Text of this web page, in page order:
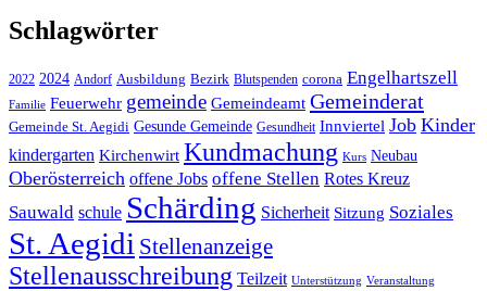
Schlagwörter
2022 2024 Andorf Ausbildung Bezirk Blutspenden corona Engelhartszell
Familie Feuerwehr gemeinde Gemeindeamt Gemeinderat
Gemeinde St. Aegidi Gesunde Gemeinde Gesundheit Innviertel Job Kinder
kindergarten Kirchenwirt Kundmachung Kurs Neubau
Oberösterreich offene Jobs offene Stellen Rotes Kreuz
Sauwald schule Schärding Sicherheit Sitzung Soziales
St. Aegidi Stellenanzeige
Stellenausschreibung Teilzeit Unterstützung Veranstaltung